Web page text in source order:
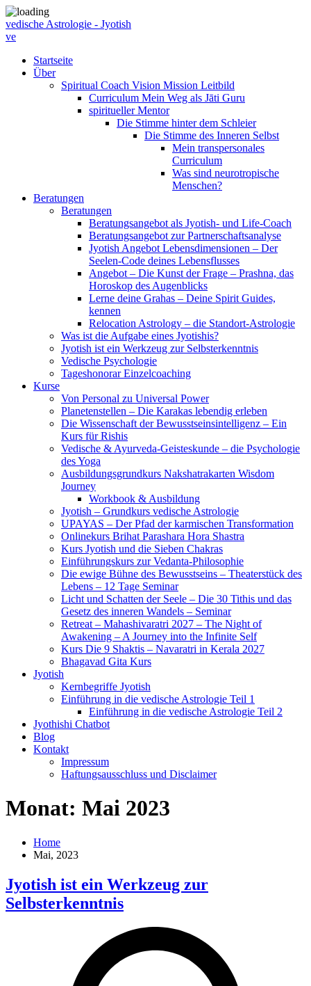
vedische Astrologie - Jyotish
ve
Startseite
Über
Spiritual Coach Vision Mission Leitbild
Curriculum Mein Weg als Jāti Guru
spiritueller Mentor
Die Stimme hinter dem Schleier
Die Stimme des Inneren Selbst
Mein transpersonales
Curriculum
Was sind neurotropische
Menschen?
Beratungen
Beratungen
Beratungsangebot als Jyotish- und Life-Coach
Beratungsangebot zur Partnerschaftsanalyse
Jyotish Angebot Lebensdimensionen – Der
Seelen-Code deines Lebensflusses
Angebot – Die Kunst der Frage – Prashna, das
Horoskop des Augenblicks
Lerne deine Grahas – Deine Spirit Guides,
kennen
Relocation Astrology – die Standort-Astrologie
Was ist die Aufgabe eines Jyotishis?
Jyotish ist ein Werkzeug zur Selbsterkenntnis
Vedische Psychologie
Tageshonorar Einzelcoaching
Kurse
Von Personal zu Universal Power
Planetenstellen – Die Karakas lebendig erleben
Die Wissenschaft der Bewusstseinsintelligenz – Ein
Kurs für Rishis
Vedische & Ayurveda-Geisteskunde – die Psychologie
des Yoga
Ausbildungsgrundkurs Nakshatrakarten Wisdom
Journey
Workbook & Ausbildung
Jyotish – Grundkurs vedische Astrologie
UPAYAS – Der Pfad der karmischen Transformation
Onlinekurs Brihat Parashara Hora Shastra
Kurs Jyotish und die Sieben Chakras
Einführungskurs zur Vedanta-Philosophie
Die ewige Bühne des Bewusstseins – Theaterstück des
Lebens – 12 Tage Seminar
Licht und Schatten der Seele – Die 30 Tithis und das
Gesetz des inneren Wandels – Seminar
Retreat – Mahashivaratri 2027 – The Night of
Awakening – A Journey into the Infinite Self
Kurs Die 9 Shaktis – Navaratri in Kerala 2027
Bhagavad Gita Kurs
Jyotish
Kernbegriffe Jyotish
Einführung in die vedische Astrologie Teil 1
Einführung in die vedische Astrologie Teil 2
Jyothishi Chatbot
Blog
Kontakt
Impressum
Haftungsausschluss und Disclaimer
Monat: Mai 2023
Home
Mai, 2023
Jyotish ist ein Werkzeug zur
Selbsterkenntnis